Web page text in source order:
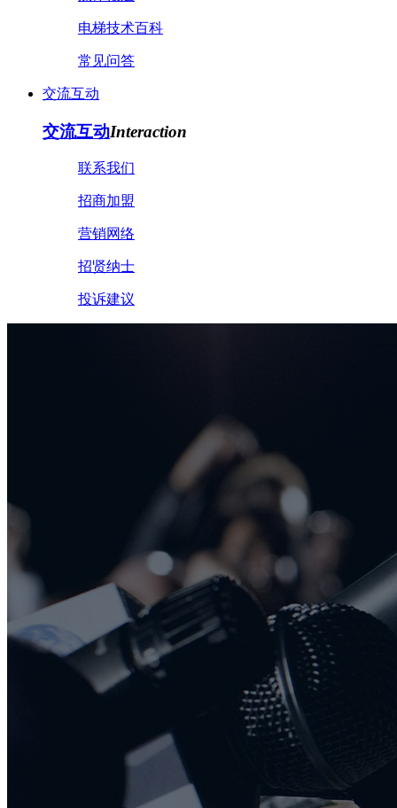
电梯技术百科
常见问答
交流互动
交流互动Interaction
联系我们
招商加盟
营销网络
招贤纳士
投诉建议